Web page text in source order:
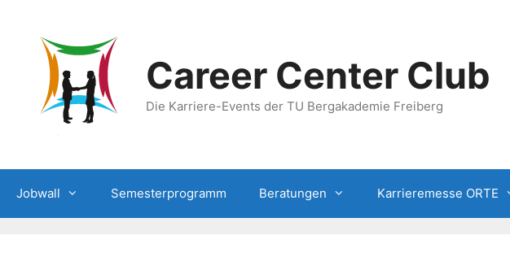
springen
Career Center Club
Die Karriere-Events der TU Bergakademie Freiberg
Jobwall Semesterprogramm Beratungen Karrieremesse ORTE